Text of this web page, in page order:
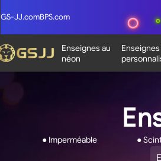
GS-JJ.comBPS.com
Enseignes au
néon
● Imperméable ●